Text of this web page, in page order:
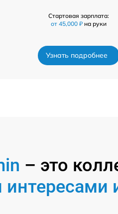
Стартовая зарплата:
от 45,000 ₽ на руки
Узнать подробнее
– это